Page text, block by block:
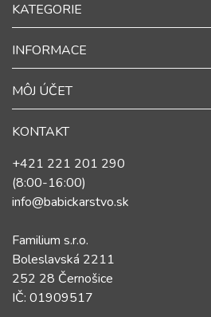
KATEGORIE
INFORMACE
MÔJ ÚČET
KONTAKT
+421 221 201 290
(8:00-16:00)
info@babickarstvo.sk
Familium s.r.o.
Boleslavská 2211
252 28 Černošice
IČ: 01909517